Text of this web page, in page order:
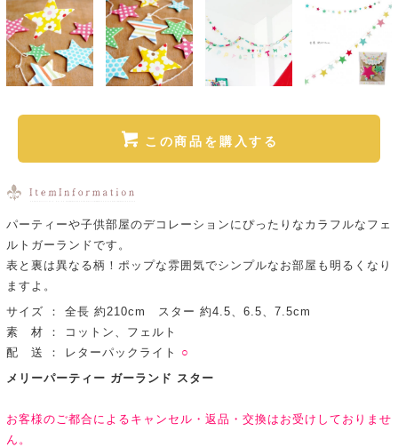
この商品を購入する
パーティーや子供部屋のデコレーションにぴったりなカラフルなフェ
ルトガーランドです。
表と裏は異なる柄！ポップな雰囲気でシンプルなお部屋も明るくなり
ますよ。
サイズ ： 全長 約210cm スター 約4.5、6.5、7.5cm
素 材 ： コットン、フェルト
配 送 ： レターパックライト ○
メリーパーティー ガーランド スター
お客様のご都合によるキャンセル・返品・交換はお受けしておりませ
ん。